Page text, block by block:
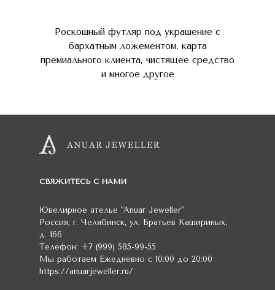
Роскошный футляр под украшение с
бархатным ложементом, карта
премиального клиента, чистящее средство
и многое другое
СВЯЖИТЕСЬ С НАМИ
Ювелирное ателье "Anuar Jeweller"
Россия, г. Челябинск, ул. Братьев Кашириных,
д. 166
Телефон: +7 (999) 585-99-55
Мы работаем Ежедневно с 10:00 до 20:00
https://anuarjeweller.ru/